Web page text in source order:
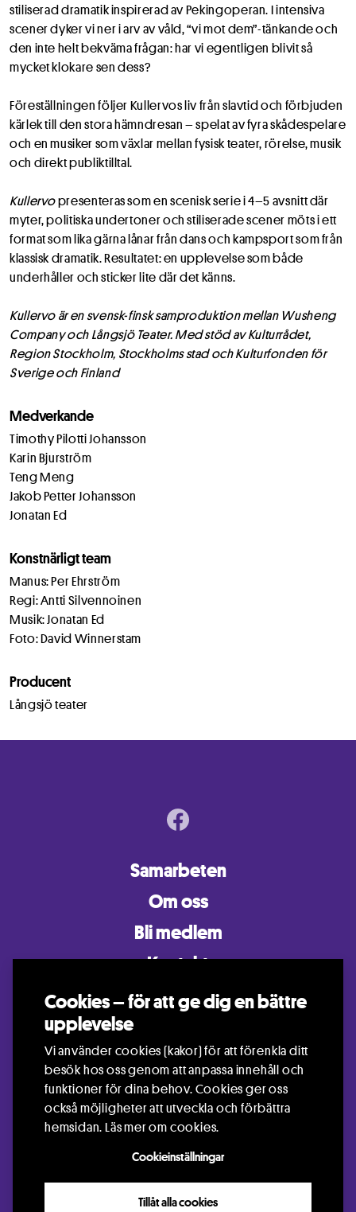
Cookies – för att ge dig en bättre
upplevelse
Vi använder cookies (kakor) för att förenkla ditt
besök hos oss genom att anpassa innehåll och
funktioner för dina behov. Cookies ger oss
också möjligheter att utveckla och förbättra
hemsidan.Läs mer om cookies.
Cookieinställningar
Tillåt alla cookies
stiliserad dramatik inspirerad av Pekingoperan. I intensiva
scener dyker vi ner i arv av våld, “vi mot dem”-tänkande och
den inte helt bekväma frågan: har vi egentligen blivit så
mycket klokare sen dess?
Föreställningen följer Kullervos liv från slavtid och förbjuden
kärlek till den stora hämndresan – spelat av fyra skådespelare
och en musiker som växlar mellan fysisk teater, rörelse, musik
och direkt publiktilltal.
Kullervopresenteras som en scenisk serie i 4–5 avsnitt där
myter, politiska undertoner och stiliserade scener möts i ett
format som lika gärna lånar från dans och kampsport som från
klassisk dramatik. Resultatet: en upplevelse som både
underhåller och sticker lite där det känns.
Kullervo är en svensk-finsk samproduktion mellan Wusheng
Company och Långsjö Teater. Med stöd av Kulturrådet,
Region Stockholm, Stockholms stad och Kulturfonden för
Sverige och Finland
Medverkande
Timothy Pilotti Johansson
Karin Bjurström
Teng Meng
Jakob Petter Johansson
Jonatan Ed
Konstnärligt team
Manus: Per Ehrström
Regi: Antti Silvennoinen
Musik: Jonatan Ed
Foto: David Winnerstam
Producent
Långsjö teater
Samarbeten
Om oss
Bli medlem
Kontakt
Mina sidor
Trosa Riksteaterförening
Västra Långgatan 24
61935 Trosa
kerstin.akerlund56@gmail.com
© Trosa Riksteaterförening 2026.
Information om hur Riksteatern